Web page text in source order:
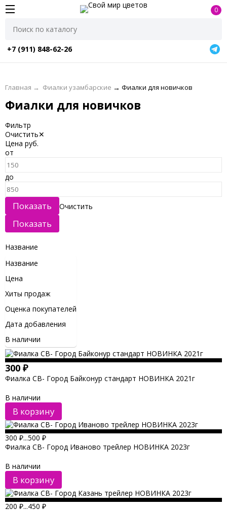
0
+7 (911) 848-62-26
Главная → Фиалки узамбарские → Фиалки для новичков
Фиалки для новичков
Фильтр
Очистить✕
Цена руб.
от
до
Очистить
Название
Название
Цена
Хиты продаж
Оценка покупателей
Дата добавления
В наличии
300 ₽
Фиалка СВ- Город Байконур стандарт НОВИНКА 2021г
В наличии
В корзину
300 ₽...500 ₽
Фиалка СВ- Город Иваново трейлер НОВИНКА 2023г
В наличии
В корзину
200 ₽...450 ₽